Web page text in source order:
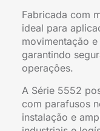
Fabricada com
ideal para
movimentação
garantindo
operações.
A Série 5552
com parafusos
instalação e